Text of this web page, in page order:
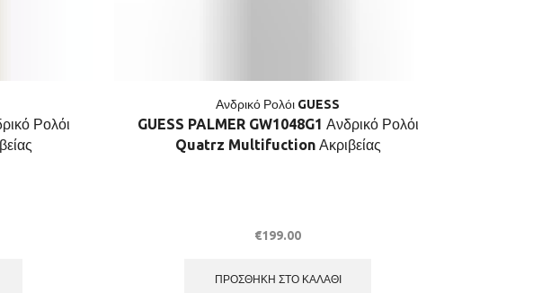
Ρολόι
Ανδρικό Ρολόι GUESS
GUESS PALMER GW1048G1 Ανδρικό Ρολόι
Quatrz Multifuction Ακριβείας
€199.00
ΠΡΟΣΘΉΚΗ ΣΤΟ ΚΑΛΆΘΙ